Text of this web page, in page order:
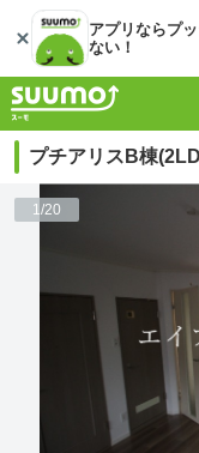
アプリならプ
ない！
プチアリスB棟
1/20